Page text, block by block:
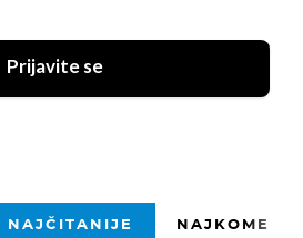
Prijavite se
NAJČITANIJE